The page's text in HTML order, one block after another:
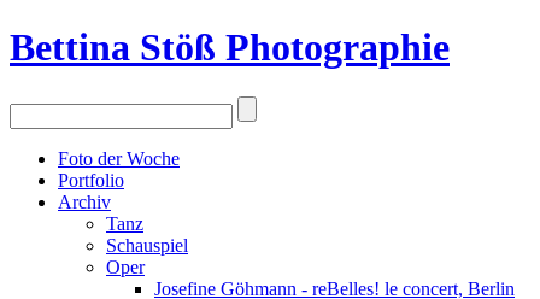
Bettina Stöß Photographie
Foto der Woche
Portfolio
Archiv
Tanz
Schauspiel
Oper
Josefine Göhmann - reBelles! le concert, Berlin